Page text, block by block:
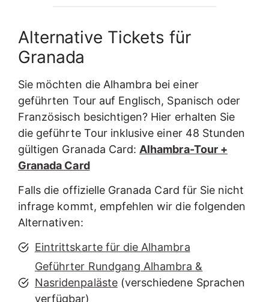
Alternative Tickets für
Granada
Sie möchten die Alhambra bei einer
geführten Tour auf Englisch, Spanisch oder
Französisch besichtigen? Hier erhalten Sie
die geführte Tour inklusive einer 48 Stunden
gültigen Granada Card: Alhambra-Tour +
Granada Card
Falls die offizielle Granada Card für Sie nicht
infrage kommt, empfehlen wir die folgenden
Alternativen:
Eintrittskarte für die Alhambra
Geführter Rundgang Alhambra &
Nasridenpaläste(verschiedene Sprachen
verfügbar)